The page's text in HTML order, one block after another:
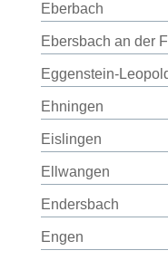
Eberbach
Ebersbach an der
Eggenstein-
Ehningen
Eislingen
Ellwangen
Endersbach
Engen